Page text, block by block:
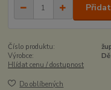
Číslo produktu:
Výrobce:
Hlídat cenu / dostupnost
Do oblíbených